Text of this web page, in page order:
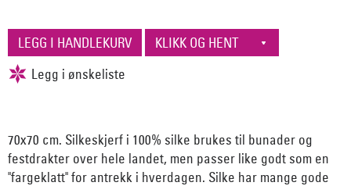
70x70 cm. Silkeskjerf i 100% silke brukes til bunader og
festdrakter over hele landet, men passer like godt som en
"fargeklatt" for antrekk i hverdagen. Silke har mange gode